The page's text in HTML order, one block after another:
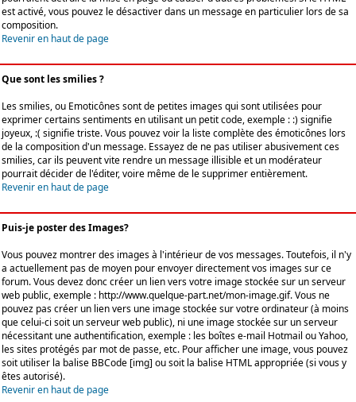
est activé, vous pouvez le désactiver dans un message en particulier lors de sa
composition.
Revenir en haut de page
Que sont les smilies ?
Les smilies, ou Emoticônes sont de petites images qui sont utilisées pour
exprimer certains sentiments en utilisant un petit code, exemple : :) signifie
joyeux, :( signifie triste. Vous pouvez voir la liste complète des émoticônes lors
de la composition d'un message. Essayez de ne pas utiliser abusivement ces
smilies, car ils peuvent vite rendre un message illisible et un modérateur
pourrait décider de l'éditer, voire même de le supprimer entièrement.
Revenir en haut de page
Puis-je poster des Images?
Vous pouvez montrer des images à l'intérieur de vos messages. Toutefois, il n'y
a actuellement pas de moyen pour envoyer directement vos images sur ce
forum. Vous devez donc créer un lien vers votre image stockée sur un serveur
web public, exemple : http://www.quelque-part.net/mon-image.gif. Vous ne
pouvez pas créer un lien vers une image stockée sur votre ordinateur (à moins
que celui-ci soit un serveur web public), ni une image stockée sur un serveur
nécessitant une authentification, exemple : les boîtes e-mail Hotmail ou Yahoo,
les sites protégés par mot de passe, etc. Pour afficher une image, vous pouvez
soit utiliser la balise BBCode [img] ou soit la balise HTML appropriée (si vous y
êtes autorisé).
Revenir en haut de page